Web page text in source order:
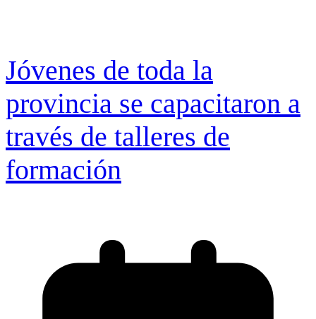
Jóvenes de toda la
provincia se capacitaron a
través de talleres de
formación